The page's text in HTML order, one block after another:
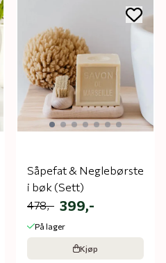
Såpefat & Neglebørste
i bøk (Sett)
478,- 399,-
På lager
Kjøp